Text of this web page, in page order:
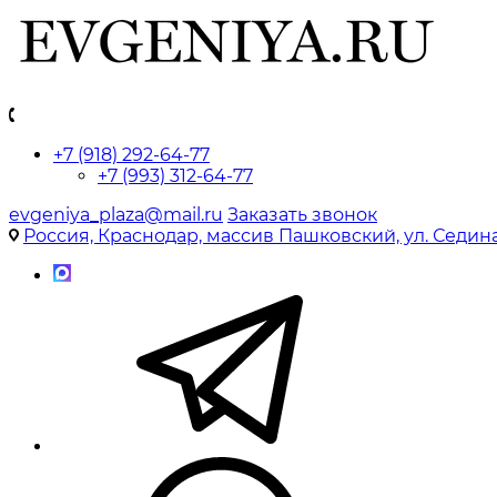
+7 (918) 292-64-77
+7 (993) 312-64-77
evgeniya_plaza@mail.ru Заказать звонок
Россия, Краснодар, массив Пашковский, ул.